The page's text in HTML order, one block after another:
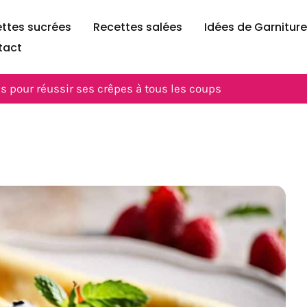
sucrées Recettes salées Idées de
pour réussir ses crêpes à tous les coups